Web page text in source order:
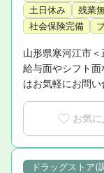
土日休み
残業
社会保険完備
山形県寒河江市
給与面やシフト
はお気軽にお問
お気に
ドラッグストア(